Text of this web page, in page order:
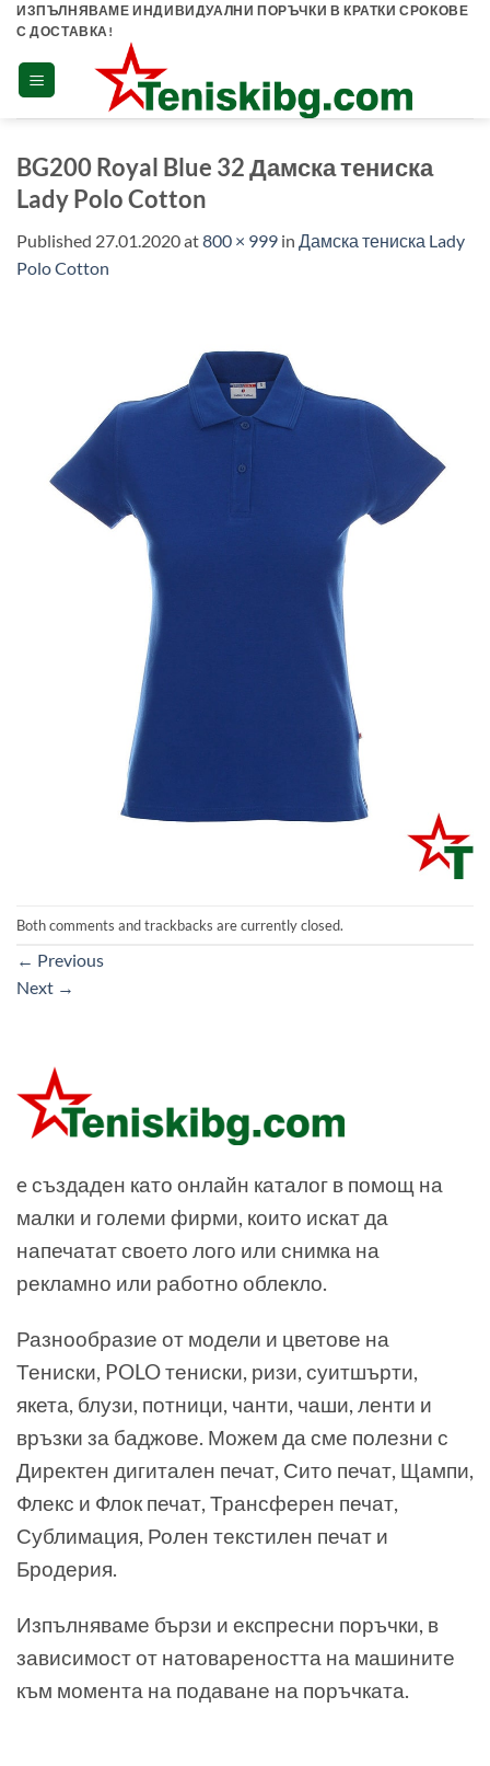
Skip
content
ИЗПЪЛНЯВАМЕ ИНДИВИДУАЛНИ ПОРЪЧКИ В КРАТКИ СРОКОВЕ
С ДОСТАВКА!
BG200 Royal Blue 32 Дамска тениска
Lady Polo Cotton
Published 27.01.2020at800 × 999 in Дамска тениска Lady
Polo Cotton
Both comments and trackbacks are currently closed.
← Previous
Next →
e създаден като онлайн каталог в помощ на
малки и големи фирми, които искат да
напечатат своето лого или снимка на
рекламно или работно облекло.
Разнообразие от модели и цветове на
Тениски, POLO тениски, ризи, суитшърти,
якета, блузи, потници, чанти, чаши, ленти и
връзки за баджове. Можем да сме полезни с
Директен дигитален печат, Сито печат, Щампи,
Флекс и Флок печат, Трансферен печат,
Сублимация, Ролен текстилен печат и
Бродерия.
Изпълняваме бързи и експресни поръчки, в
зависимост от натовареността на машините
към момента на подаване на поръчката.